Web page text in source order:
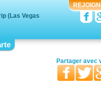
(Las Vegas
Partager avec